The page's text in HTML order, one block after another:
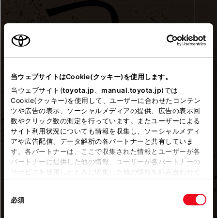
当ウェブサイトはCookie(クッキー)を使用します。
当ウェブサイト(toyota.jp manual.toyota.jp)では
Cookie(クッキー)を使用して、ユーザーに合わせたコンテン
ツや広告の表示、ソーシャルメディアの提供、広告の表示回
数やクリック数の測定を行っています。またユーザーによる
サイト利用状況についても情報を収集し、ソーシャルメディ
アや広告配信、データ解析の各パートナーと共有していま
す。各パートナーは、ここで収集された情報とユーザーが各
パートナーに提供した他の情報、ユーザーが各パートナーの
サービスを使用したときに収集した他の情報を組み合わせて
使用することがあります。当ウェブサイトの使用を続行する
必須